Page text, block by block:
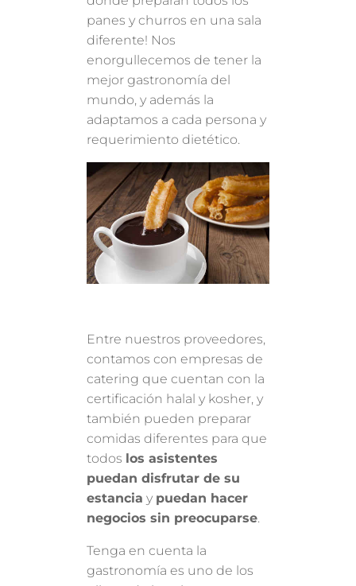
panes y churros en una sala
diferente! Nos
enorgullecemos de tener la
mejor gastronomía del
mundo, y además la
adaptamos a cada persona y
requerimiento dietético.
Entre nuestros proveedores,
contamos con empresas de
catering que cuentan con la
certificación halal y kosher, y
también pueden preparar
comidas diferentes para que
todos los asistentes
puedan disfrutar de su
estancia y puedan hacer
negocios sin preocuparse.
Tenga en cuenta la
gastronomía es uno de los